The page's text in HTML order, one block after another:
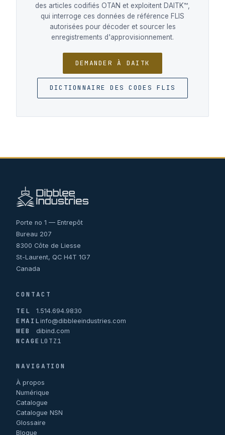
des articles codifiés OTAN et exploitent DAITK™,
qui interroge ces données de référence FLIS
autorisées pour décoder et sourcer les
enregistrements d'approvisionnement.
DEMANDER À DAITK
DICTIONNAIRE DES CODES FLIS
Porte no 1 — Entrepôt
Bureau 207
8300 Côte de Liesse
St-Laurent, QC H4T 1G7
Canada
CONTACT
TEL
1.514.694.9830
EMAILinfo@dibbleeindustries.com
WEB dibind.com
NCAGE L0TZ1
NAVIGATION
À propos
Numérique
Catalogue
Catalogue NSN
Glossaire
Blogue